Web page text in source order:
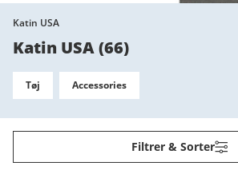
Katin USA
Katin USA(66)
Tøj Accessories
Filtrer & Sorter